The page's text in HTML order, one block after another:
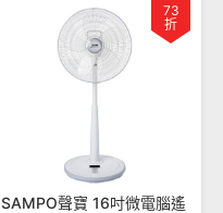
73
折
SAMPO聲寶 16吋微電腦遙